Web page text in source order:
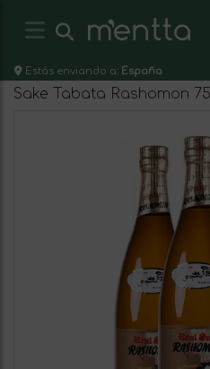
Estás enviando a: España
Sake Tabata Rashomon